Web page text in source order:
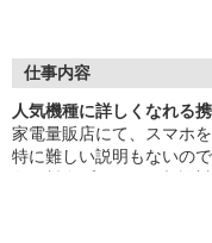
シエロのスタッフは9割
ずっと先まで役に立ちま
丁寧な研修もあるので、
みなさんから働きやすい
最新アプリ事情やお得な
スマホの裏ワザを学べ
仕事内容
人気機種に詳しくなれる
家電量販店にて、スマホ
特に難しい説明もないの